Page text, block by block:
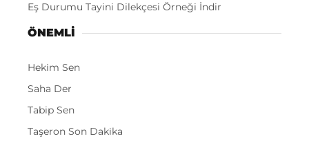
Eş Durumu Tayini Dilekçesi Örneği İndir
ÖNEMLI
Hekim Sen
Saha Der
Tabip Sen
Taşeron Son Dakika